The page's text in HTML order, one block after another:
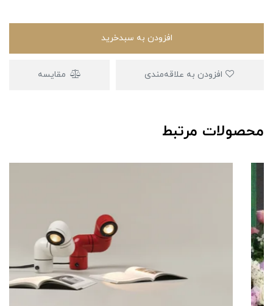
افزودن به سبدخرید
مقایسه
محصولات مرتبط